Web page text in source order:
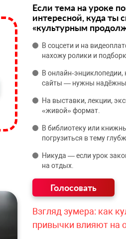
Если тема на уроке
интересной, куда ты
«культурным
В соцсети и на
нахожу ролики и
В
сайты — нужны
На выставки, лекции,
«живой» формат.
В библиотеку или
погрузиться в тему
Никуда — если урок
на отдых.
Взгляд зумера: как
привычки влияют на